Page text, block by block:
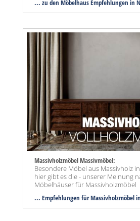
... zu den Möbelhaus Empfehlungen in
Massivholzmöbel Massivmöbel:
Besondere Möbel aus Massivholz
hier gibt es die - unserer Meinung
Möbelhäuser für Massivholzmöbel
... Empfehlungen für Massivholzmöbel